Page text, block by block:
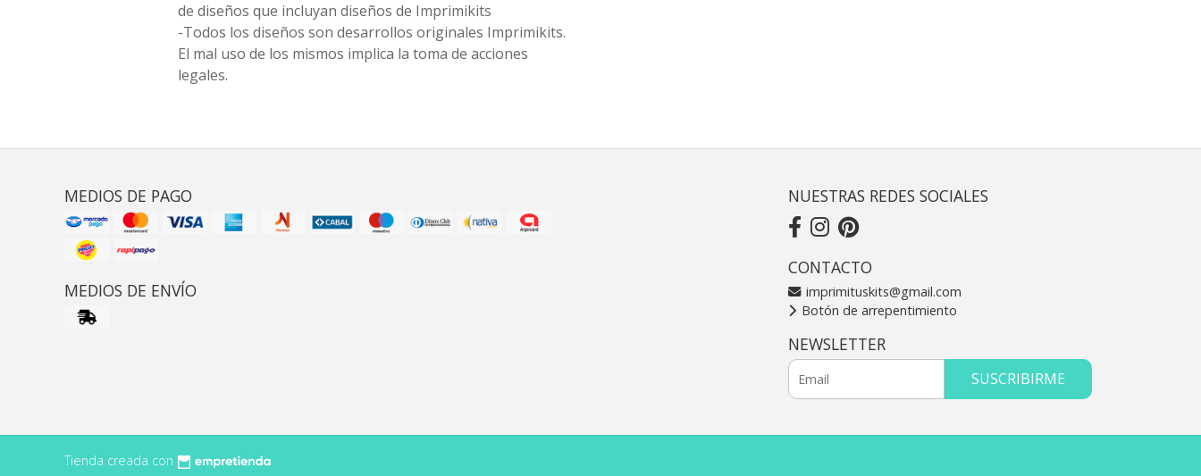
de diseños que incluyan diseños de Imprimikits
-Todos los diseños son desarrollos originales Imprimikits.
El mal uso de los mismos implica la toma de acciones
legales.
MEDIOS DE PAGO
MEDIOS DE ENVÍO
NUESTRAS REDES SOCIALES
CONTACTO
imprimituskits@gmail.com
Botón de arrepentimiento
NEWSLETTER
SUSCRIBIRME
Tienda creada con